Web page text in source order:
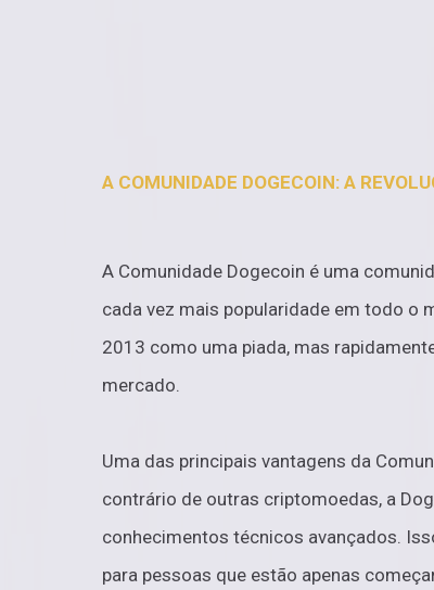
A COMUNIDADE DOGECOIN: A
A Comunidade Dogecoin é uma
cada vez mais popularidade em todo o
2013 como uma piada, mas
mercado.
Uma das principais vantagens da
contrário de outras criptomoedas, a
conhecimentos técnicos avançados.
para pessoas que estão apenas